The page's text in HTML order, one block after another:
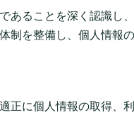
あることを深く認識し
制を整備し、個人情報
正に個人情報の取得、